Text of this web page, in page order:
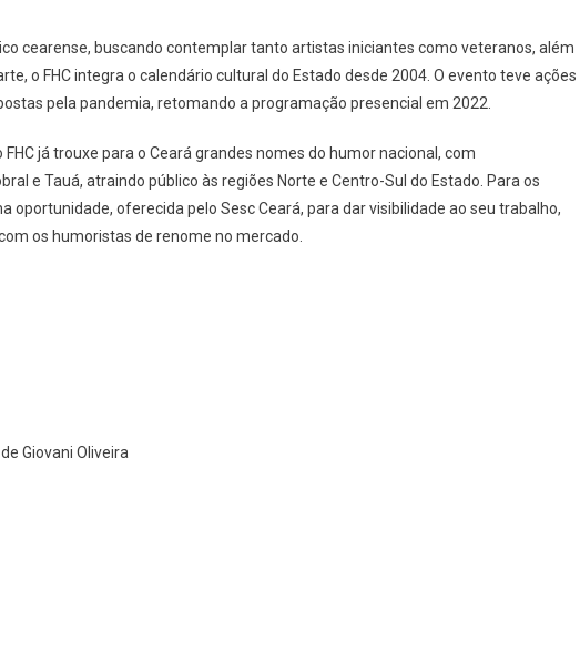
cearense, buscando contemplar tanto artistas iniciantes como veteranos, além
o FHC integra o calendário cultural do Estado desde 2004. O evento teve ações
pela pandemia, retomando a programação presencial em 2022.
já trouxe para o Ceará grandes nomes do humor nacional, com
e Tauá, atraindo público às regiões Norte e Centro-Sul do Estado. Para os
oportunidade, oferecida pelo Sesc Ceará, para dar visibilidade ao seu trabalho,
os humoristas de renome no mercado.
Giovani Oliveira